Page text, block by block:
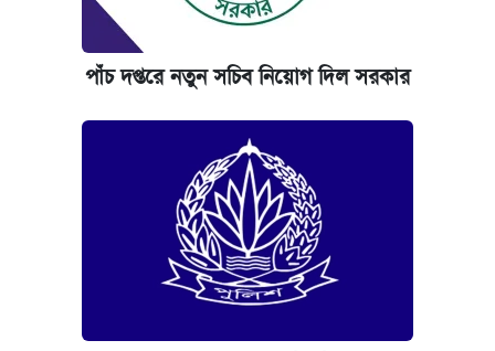
পাঁচ দপ্তরে নতুন সচিব নিয়োগ দিল সরকার